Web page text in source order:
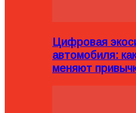
Цифровая
автомобиля:
меняют